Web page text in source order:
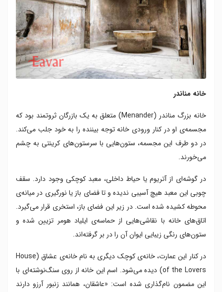
خانه مناندر
خانه‌ بزرگ مناندر (Menander) متعلق به یک بازرگان ثروتمند بود که
مجسمه‌ی او در کنار ورودی خانه توجه بیننده را به خود جلب می‌کند.
در دو طرف این مجسمه، ستون‌هایی با سرستون‌های کرینتی به چشم
می‌خورند.
در گوشه‌ای از آتریوم یا حیاط داخلی، معبد کوچکی وجود دارد. سقف
چوبی این معبد هیچ آسیبی ندیده و تا فضای باز یا نورگیری در میانه‌ی
محوطه کشیده شده است. در زیر این فضای باز، استخری قرار می‌گیرد.
اتاق‌های خانه با نقاشی‌هایی از حماسه‌ی ایلیاد هومر تزیین شده و
ستون‌های رنگی زیبایی ایوان آن را در بر گرفته‌اند.
در کنار این عمارت، خانه‌ی کوچک دیگری به نام خانه‌ی عشاق (House
of the Lovers) دیده می‌شود. اسم این خانه از روی سنگ‌نوشته‌ای با
این مضمون نام‌گذاری شده است: «عاشقان، همانند زنبور آرزو دارند